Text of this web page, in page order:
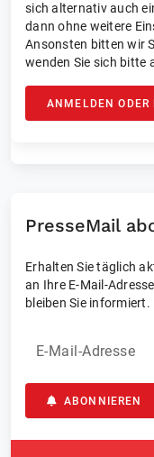
sich alternativ auch
dann ohne weitere
Ansonsten bitten wir
wenden Sie sich bitte
ANMELDEN ODER
PresseMail
Erhalten Sie täglich
an Ihre E-Mail-
bleiben Sie informiert.
E-Mail-Adresse
ABONNIEREN